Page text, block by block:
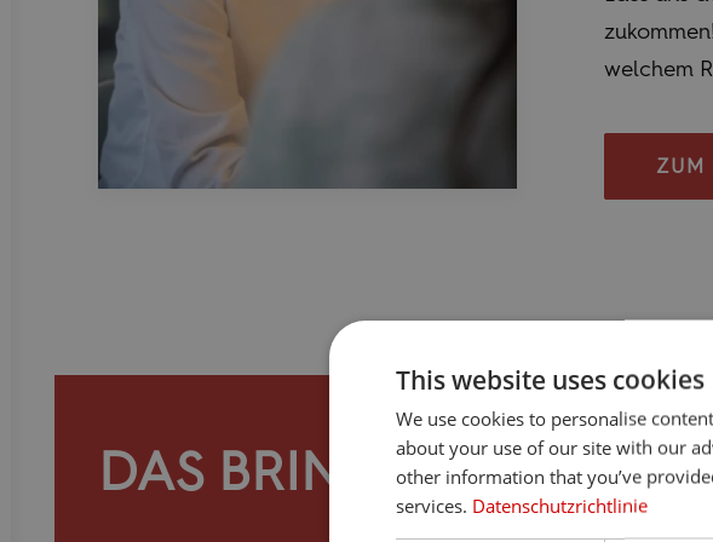
welchem
ZUM
DAS BRINGST DU MIT:
This website uses cookies
We use cookies to personalise
about your use of our site with our
other information that you’ve
services. Datenschutzrichtlinie